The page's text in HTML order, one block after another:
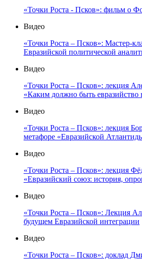
«Точки Роста - Псков»: фильм о
Видео
«Точки Роста – Псков»: Мастер-
Евразийской политической
Видео
«Точки Роста – Псков»: лекция
«Каким должно быть евразийство
Видео
«Точки Роста – Псков»: лекция
метафоре «Евразийской
Видео
«Точки Роста – Псков»: лекция
«Евразийский союз: история,
Видео
«Точки Роста – Псков»: Лекция
будущем Евразийской интеграции
Видео
«Точки Роста – Псков»: доклад